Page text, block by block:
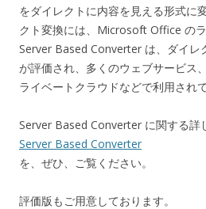
をダイレクトに内容を見える形式に
クト変換には、Microsoft Office のラ
Server Based Converter は、ダイレ
が評価され、多くのウェブサービス
ライベートクラウドなどで利用されて
Server Based Converter に関する詳
Server Based Converter
を、ぜひ、ご覧ください。
評価版もご用意しております。